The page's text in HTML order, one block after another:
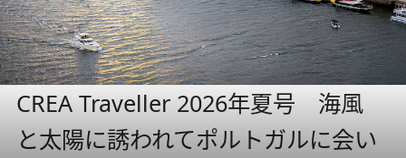
CREA Traveller 2026年夏号 海風
と太陽に誘われてポルトガルに会い